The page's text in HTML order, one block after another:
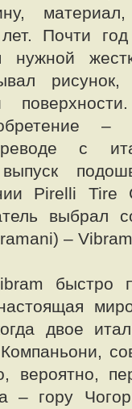
Почти
нужной
–
с
Pirelli Tire
выбрал
–
быстро
двое
вероятно,
– гору